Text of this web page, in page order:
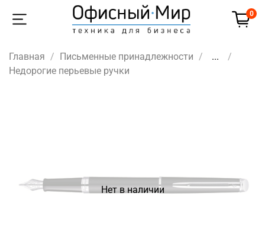
0
Главная Письменные принадлежности
...
Недорогие перьевые ручки
Нет в наличии